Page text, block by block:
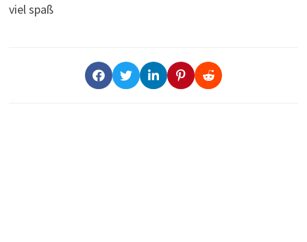
viel spaß